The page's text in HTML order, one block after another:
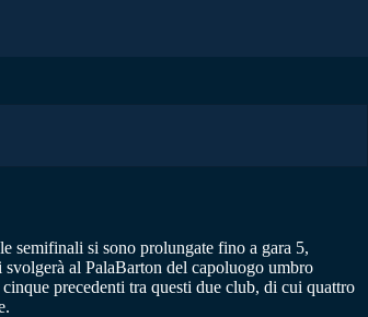
semifinali si sono prolungate fino a gara 5,
al PalaBarton del capoluogo umbro
precedenti tra questi due club, di cui quattro